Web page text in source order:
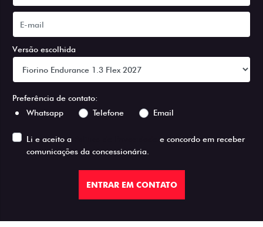
Versão escolhida
Preferência de contato:
Whatsapp
Telefone Email
Li e aceito a
e concordo em receber
comunicações da concessionária.
ENTRAR EM CONTATO